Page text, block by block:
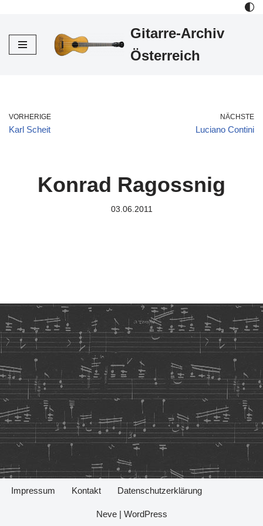
Inhalt
Gitarre-Archiv
Österreich
VORHERIGE
Karl Scheit
NÄCHSTE
Luciano Contini
Konrad Ragossnig
03.06.2011
Impressum Kontakt Datenschutzerklärung
Neve| WordPress